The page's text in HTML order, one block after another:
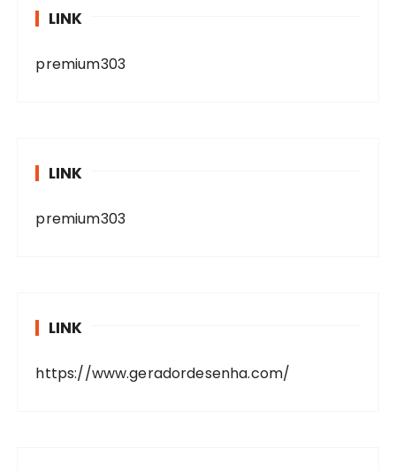
LINK
premium303
LINK
premium303
LINK
https://www.geradordesenha.com/